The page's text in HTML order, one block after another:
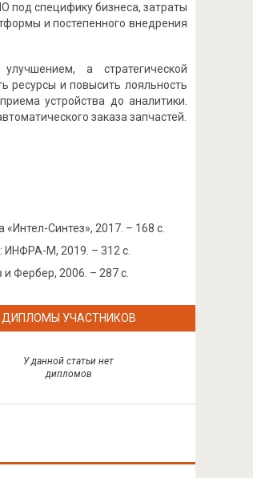
под специфику бизнеса, затраты
и постепенного внедрения
а стратегической
ресурсы и повысить лояльность
устройства до аналитики.
заказа запчастей.
Синтез», 2017. – 168 с.
ИНФРА-М, 2019. – 312 с.
Фербер, 2006. – 287 с.
ДИПЛОМЫ УЧАСТНИКОВ
У данной статьи нет
дипломов